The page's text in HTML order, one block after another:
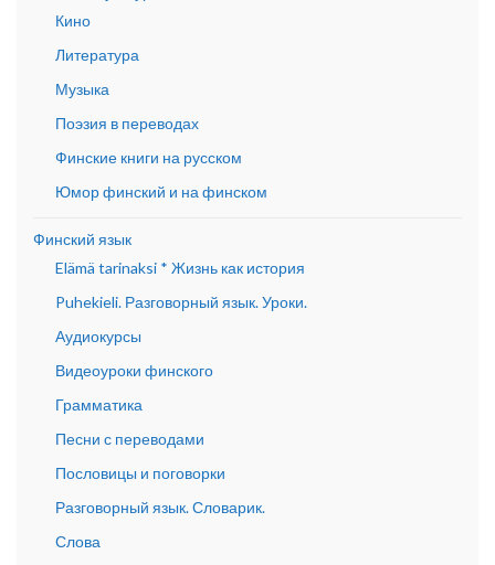
Кино
Литература
Музыка
Поэзия в переводах
Финские книги на русском
Юмор финский и на финском
Финский язык
Elämä tarinaksi * Жизнь как история
Puhekieli. Разговорный язык. Уроки.
Аудиокурсы
Видеоуроки финского
Грамматика
Песни с переводами
Пословицы и поговорки
Разговорный язык. Словарик.
Слова